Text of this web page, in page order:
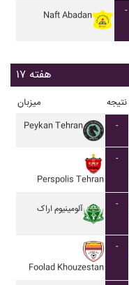
Naft Abadan
-
هفته ۱۷
میزبان نتیجه
Peykan Tehran -
Perspolis Tehran
-
آلومينيوم اراک
-
Foolad Khouzestan
-